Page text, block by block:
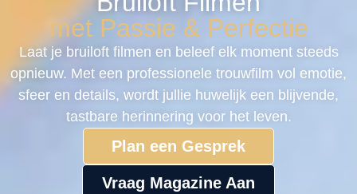
met Passie & Perfectie
Laat je bruiloft filmen en beleef elk moment steeds
opnieuw. Met een professionele trouwfilm vol emotie,
sfeer en details, wordt jullie huwelijk een blijvende,
tastbare herinnering voor het leven.
Plan een Gesprek
Vraag Magazine Aan